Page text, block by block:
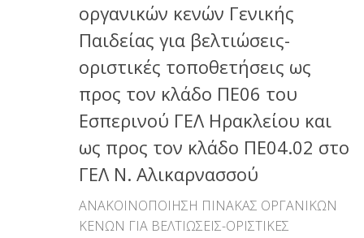
οργανικών κενών Γενικής
Παιδείας για βελτιώσεις-
οριστικές τοποθετήσεις ως
προς τον κλάδο ΠΕ06 του
Εσπερινού ΓΕΛ Ηρακλείου και
ως προς τον κλάδο ΠΕ04.02 στο
ΓΕΛ Ν. Αλικαρνασσού
ΑΝΑΚΟΙΝΟΠΟΙΗΣΗ ΠΙΝΑΚΑΣ ΟΡΓΑΝΙΚΩΝ
ΚΕΝΩΝ ΓΙΑ ΒΕΛΤΙΩΣΕΙΣ-ΟΡΙΣΤΙΚΕΣ